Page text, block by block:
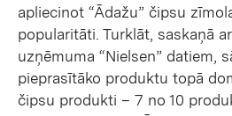
apliecinot “Ādažu” čipsu
popularitāti. Turklāt, saskaņā
uzņēmuma “Nielsen” datiem,
pieprasītāko produktu topā
čipsu produkti – 7 no 10